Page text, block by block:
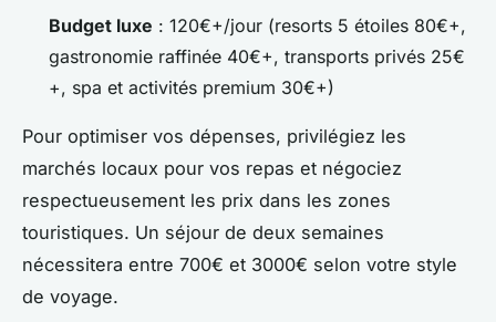
Budget luxe : 120€+/jour (resorts 5 étoiles 80€+,
gastronomie raffinée 40€+, transports privés 25€
+, spa et activités premium 30€+)
Pour optimiser vos dépenses, privilégiez les
marchés locaux pour vos repas et négociez
respectueusement les prix dans les zones
touristiques. Un séjour de deux semaines
nécessitera entre 700€ et 3000€ selon votre style
de voyage.